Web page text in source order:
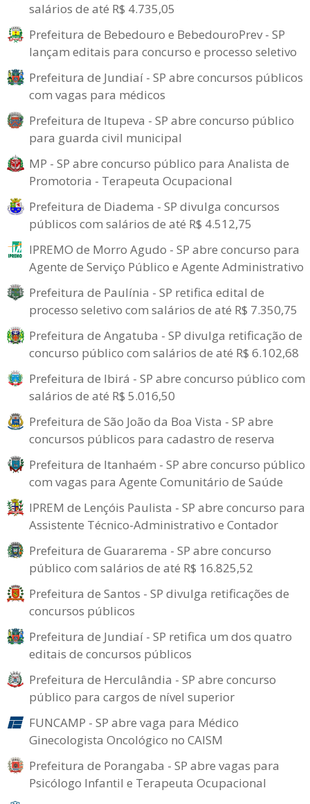
salários de até R$ 4.735,05
Prefeitura de Bebedouro e BebedouroPrev - SP
lançam editais para concurso e processo seletivo
Prefeitura de Jundiaí - SP abre concursos públicos
com vagas para médicos
Prefeitura de Itupeva - SP abre concurso público
para guarda civil municipal
MP - SP abre concurso público para Analista de
Promotoria - Terapeuta Ocupacional
Prefeitura de Diadema - SP divulga concursos
públicos com salários de até R$ 4.512,75
IPREMO de Morro Agudo - SP abre concurso para
Agente de Serviço Público e Agente Administrativo
Prefeitura de Paulínia - SP retifica edital de
processo seletivo com salários de até R$ 7.350,75
Prefeitura de Angatuba - SP divulga retificação de
concurso público com salários de até R$ 6.102,68
Prefeitura de Ibirá - SP abre concurso público com
salários de até R$ 5.016,50
Prefeitura de São João da Boa Vista - SP abre
concursos públicos para cadastro de reserva
Prefeitura de Itanhaém - SP abre concurso público
com vagas para Agente Comunitário de Saúde
IPREM de Lençóis Paulista - SP abre concurso para
Assistente Técnico-Administrativo e Contador
Prefeitura de Guararema - SP abre concurso
público com salários de até R$ 16.825,52
Prefeitura de Santos - SP divulga retificações de
concursos públicos
Prefeitura de Jundiaí - SP retifica um dos quatro
editais de concursos públicos
Prefeitura de Herculândia - SP abre concurso
público para cargos de nível superior
FUNCAMP - SP abre vaga para Médico
Ginecologista Oncológico no CAISM
Prefeitura de Porangaba - SP abre vagas para
Psicólogo Infantil e Terapeuta Ocupacional